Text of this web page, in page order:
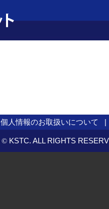
個人情報のお取扱いについて
©KSTC. ALL RIGHTS